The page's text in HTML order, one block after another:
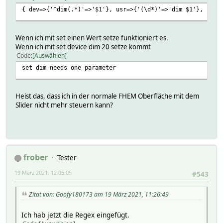
{ dev=>{'^dim(.*)'=>'$1'}, usr=>{'(\d*)'=>'dim $1'},
Wenn ich mit set einen Wert setze funktioniert es.
Wenn ich mit set device dim 20 setze kommt
Code Auswählen
set dim needs one parameter
Heist das, dass ich in der normale FHEM Oberfläche mit dem
Slider nicht mehr steuern kann?
frober
Tester
#543
19 März 2021, 12:05:05
Zitat von: Goofy180173 am 19 März 2021, 11:26:49
Ich hab jetzt die Regex eingefügt.